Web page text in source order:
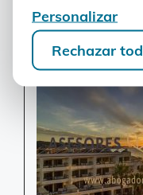
Jardines del
Personalizar
Rechazar
Personalizar
Rechazar